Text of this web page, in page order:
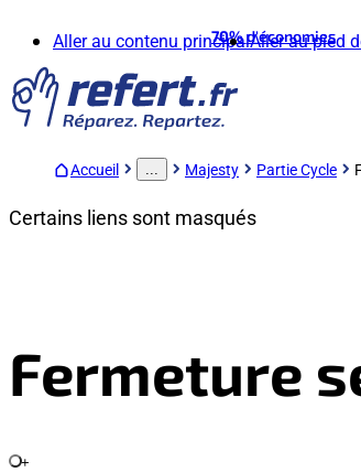
Aller au contenu principalAller au pied
70%d'économies
Accueil ... Majesty Partie Cycle
Certains liens sont masqués
Fermeture
+